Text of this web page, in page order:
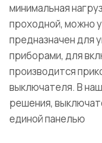
минимальная
проходной, можно
предназначен для
приборами, для
производится
выключателя. В
решения,
единой панелью